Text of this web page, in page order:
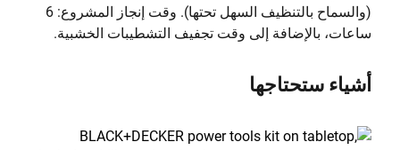
(والسماح بالتنظيف السهل تحتها). وقت إنجاز المشروع: 6
ساعات، بالإضافة إلى وقت تجفيف التشطيبات الخشبية.
أشياء ستحتاجها